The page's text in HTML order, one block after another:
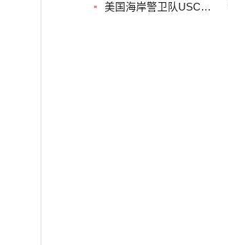
试，防火测试
美国海岸警卫队USCG